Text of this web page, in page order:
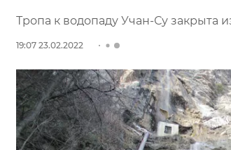
Тропа к водопаду Учан-Су закрыта
19:07 23.02.2022